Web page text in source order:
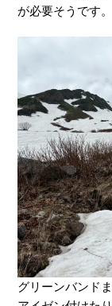
が必要そうです。
グリーンバンド